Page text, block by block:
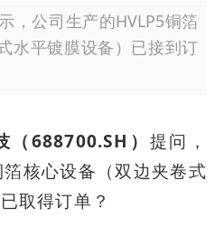
，公司生产的HVLP5铜箔
水平镀膜设备）已接到订
（688700.SH） 提问，
核心设备（双边夹卷式
取得订单？